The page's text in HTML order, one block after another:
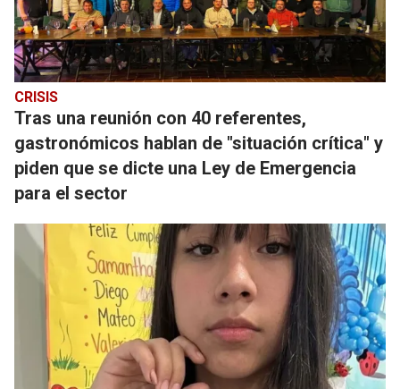
CRISIS
Tras una reunión con 40 referentes,
gastronómicos hablan de "situación crítica" y
piden que se dicte una Ley de Emergencia
para el sector